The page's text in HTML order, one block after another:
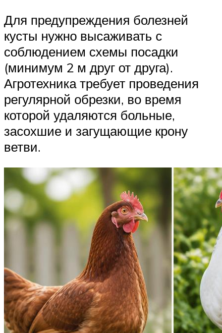
Для предупреждения болезней
кусты нужно высаживать с
соблюдением схемы посадки
(минимум 2 м друг от друга).
Агротехника требует проведения
регулярной обрезки, во время
которой удаляются больные,
засохшие и загущающие крону
ветви.